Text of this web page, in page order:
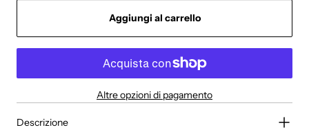
Aggiungi al carrello
Altre opzioni di pagamento
Descrizione